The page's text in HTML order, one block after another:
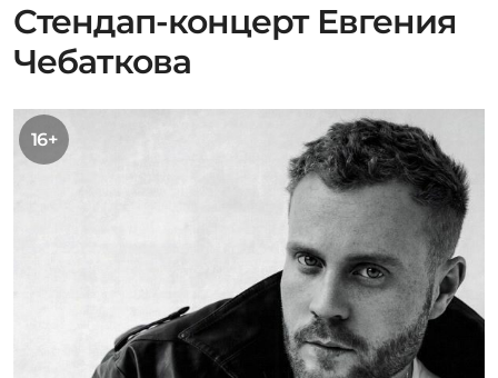
Стендап-концерт Евгения
Чебаткова
16+